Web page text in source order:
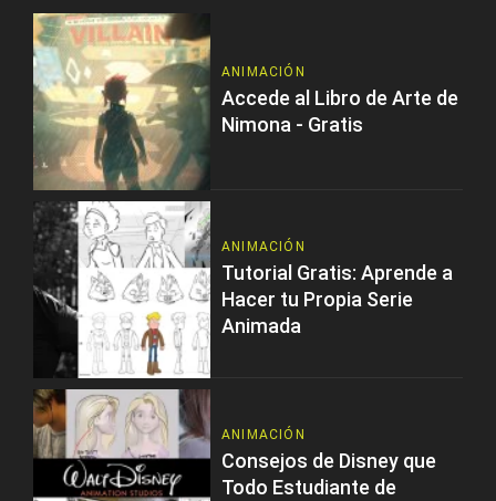
ANIMACIÓN
Accede al Libro de Arte de
Nimona - Gratis
ANIMACIÓN
Tutorial Gratis: Aprende a
Hacer tu Propia Serie
Animada
ANIMACIÓN
Consejos de Disney que
Todo Estudiante de